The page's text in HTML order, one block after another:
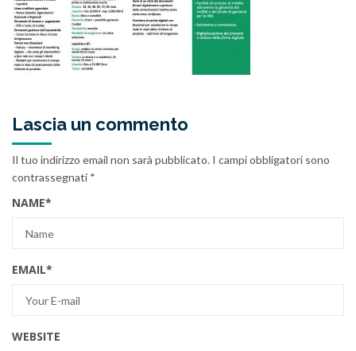
Lascia un commento
Il tuo indirizzo email non sarà pubblicato. I campi obbligatori sono
contrassegnati *
NAME*
EMAIL*
WEBSITE